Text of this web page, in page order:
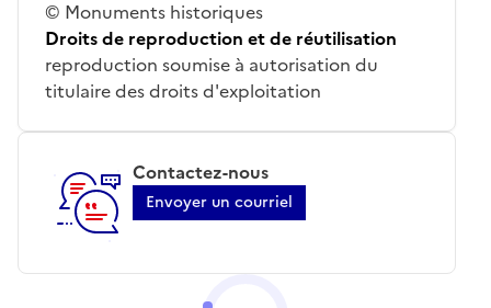
© Monuments historiques
Droits de reproduction et de réutilisation
reproduction soumise à autorisation du
titulaire des droits d'exploitation
Contactez-nous
Envoyer un courriel